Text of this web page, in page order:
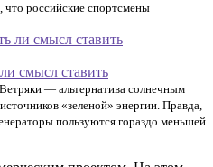
что российские спортсмены
смысл ставить
Ветряки — альтернатива солнечным
«зеленой» энергии. Правда,
пользуются гораздо меньшей